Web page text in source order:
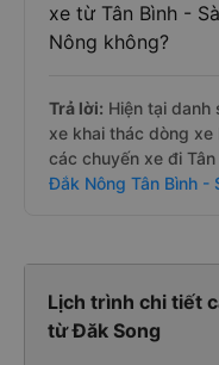
xe từ Tân Bình -
Nông không?
Trả lời: Hiện tại danh
xe khai thác dòng xe
các chuyến xe đi Tân
Đắk Nông Tân Bình -
Lịch trình chi tiết
từ Đăk Song